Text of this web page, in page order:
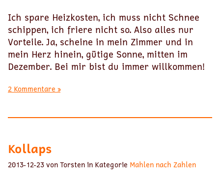
Ich spare Heizkosten, ich muss nicht Schnee
schippen, ich friere nicht so. Also alles nur
Vorteile. Ja, scheine in mein Zimmer und in
mein Herz hinein, gütige Sonne, mitten im
Dezember. Bei mir bist du immer willkommen!
2 Kommentare »
Kollaps
2013-12-23 von Torsten in Kategorie Mahlen nach Zahlen